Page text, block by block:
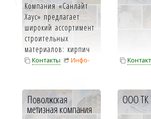
Компания «Санлайт
Хаус» предлагает
широкий ассортимент
строительных
материалов: кирпич
(облицовочный...
Контакты
Инфо-
Поволжская
метизная компания
ООО ТК